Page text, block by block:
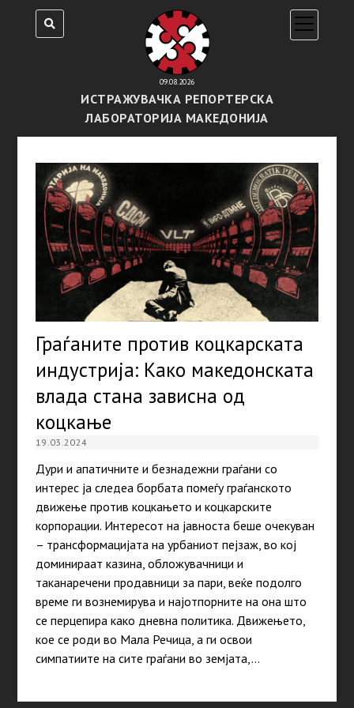
09.08.2026
ИСТРАЖУВАЧКА РЕПОРТЕРСКА
ЛАБОРАТОРИЈА МАКЕДОНИЈА
open
menu
Граѓаните против коцкарската
индустрија: Како македонската
влада стана зависна од
коцкање
19.03.2024
Дури и апатичните и безнадежни граѓани со
интерес ја следеа борбата помеѓу граѓанското
движење против коцкањето и коцкарските
корпорации. Интересот на јавноста беше очекуван
– трансформацијата на урбаниот пејзаж, во кој
доминираат казина, обложувачници и
таканаречени продавници за пари, веќе подолго
време ги вознемирува и најотпорните на она што
се перцепира како дневна политика. Движењето,
кое се роди во Мала Речица, а ги освои
симпатиите на сите граѓани во земјата,…